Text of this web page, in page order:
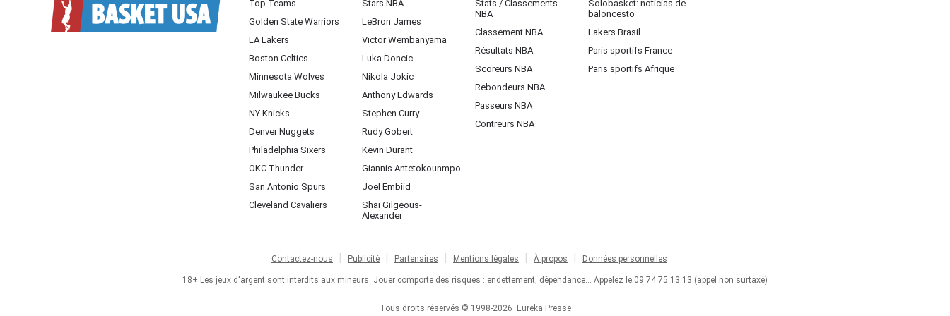
Top Teams
Golden State Warriors
LA Lakers
Boston Celtics
Minnesota Wolves
Milwaukee Bucks
NY Knicks
Denver Nuggets
Philadelphia Sixers
OKC Thunder
San Antonio Spurs
Cleveland Cavaliers
Stars NBA
LeBron James
Victor Wembanyama
Luka Doncic
Nikola Jokic
Anthony Edwards
Stephen Curry
Rudy Gobert
Kevin Durant
Giannis Antetokounmpo
Joel Embiid
Shai Gilgeous-
Alexander
Stats / Classements
NBA
Classement NBA
Résultats NBA
Scoreurs NBA
Rebondeurs NBA
Passeurs NBA
Contreurs NBA
Solobasket: noticias de
baloncesto
Lakers Brasil
Paris sportifs France
Paris sportifs Afrique
Contactez-nous Publicité Partenaires Mentions légales À propos Données personnelles
18+ Les jeux d'argent sont interdits aux mineurs. Jouer comporte des risques : endettement, dépendance... Appelez le 09.74.75.13.13 (appel non surtaxé)
Tous droits réservés © 1998-2026 Eureka Presse